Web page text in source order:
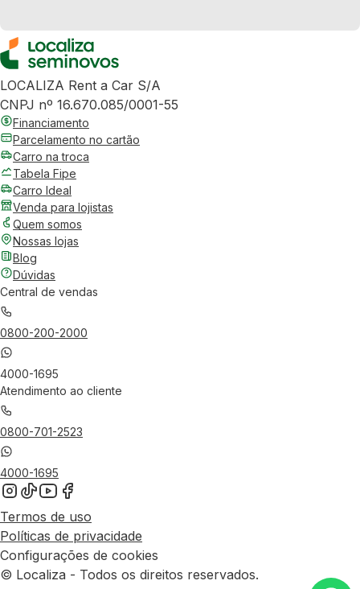
LOCALIZA Rent a Car S/A
CNPJ nº 16.670.085/0001-55
Financiamento
Parcelamento no cartão
Carro na troca
Tabela Fipe
Carro Ideal
Venda para lojistas
Quem somos
Nossas lojas
Blog
Dúvidas
Central de vendas
0800-200-2000
4000-1695
Atendimento ao cliente
0800-701-2523
4000-1695
Termos de uso
Políticas de privacidade
Configurações de cookies
© Localiza - Todos os direitos reservados.